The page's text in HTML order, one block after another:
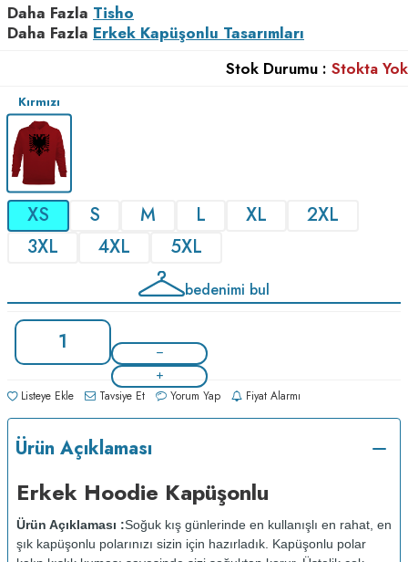
Daha Fazla Tisho
Daha Fazla Erkek Kapüşonlu Tasarımları
Stok Durumu : Stokta Yok
Kırmızı
XS S M L XL
2XL
3XL
4XL 5XL
bedenimi bul
Listeye Ekle Tavsiye Et Yorum Yap Fiyat Alarmı
Ürün Açıklaması
Erkek Hoodie Kapüşonlu
Ürün Açıklaması :Soğuk kış günlerinde en kullanışlı en rahat, en
şık kapüşonlu polarınızı sizin için hazırladık. Kapüşonlu polar